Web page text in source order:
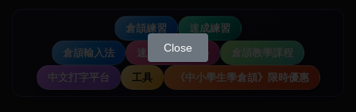
倉頡練習
速成練習
倉頡輸入法
速成輸入法教學
倉頡教學課程
中文打字平台
工具 《中小學生學倉頡》限時優惠
Close